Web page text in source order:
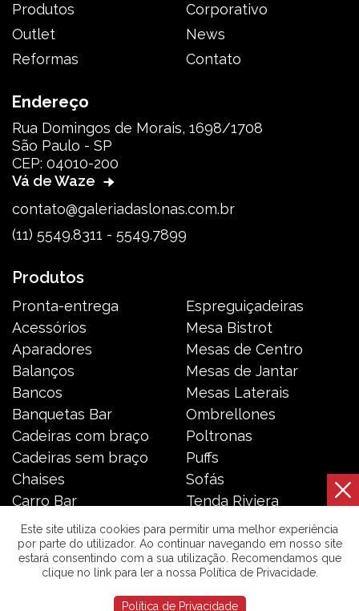
Produtos
Outlet
Reformas
Corporativo
News
Contato
Endereço
Rua Domingos de Morais, 1698/1708
São Paulo - SP
CEP: 04010-200
Vá de Waze
contato@galeriadaslonas.com.br
(11) 5549.8311 - 5549.7899
Produtos
Pronta-entrega
Acessórios
Aparadores
Balanços
Bancos
Banquetas Bar
Cadeiras com braço
Cadeiras sem braço
Chaises
Carro Bar
Coleção Resort
Espreguiçadeiras
Mesa Bistrot
Mesas de Centro
Mesas de Jantar
Mesas Laterais
Ombrellones
Poltronas
Puffs
Sofás
Tenda Riviera
Toldos e Cortinas
Galeria das Lonas © 2026 | Todos os direitos reservados. |
Política de Privacidade
Este site utiliza cookies para permitir uma melhor experiência
por parte do utilizador. Ao continuar navegando em nosso site
estará consentindo com a sua utilização. Recomendamos que
clique no link para ler a nossa Política de Privacidade.
Política de Privacidade